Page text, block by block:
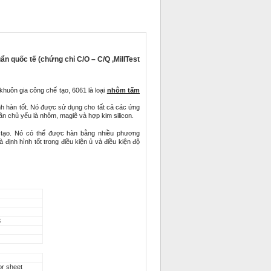
quốc tế (chứng chỉ C/O – C/Q ,MillTest
gia công chế tạo, 6061 là loại nhôm tấm
hàn tốt. Nó được sử dụng cho tất cả các ứng
chủ yếu là nhôm, magiê và hợp kim silicon.
Nó có thể được hàn bằng nhiều phương
hình tốt trong điều kiện ủ và điều kiện độ
sheet